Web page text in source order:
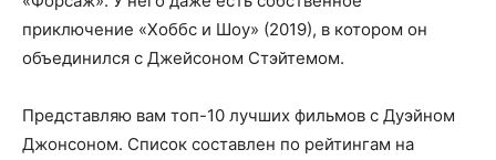
приключение «Хоббс и Шоу» (2019), в котором он
объединился с Джейсоном Стэйтемом.
Представляю вам топ-10 лучших фильмов с Дуэйном
Джонсоном. Список составлен по рейтингам на